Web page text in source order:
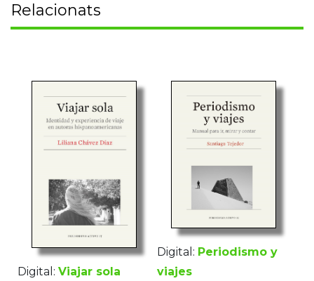
Relacionats
Digital: Viajar sola
Digital: Periodismo y
viajes